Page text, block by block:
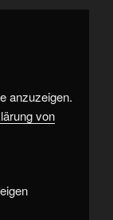
anzuzeigen.
von